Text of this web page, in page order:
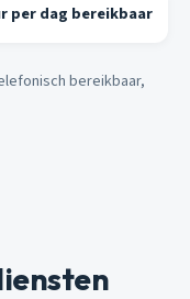
per dag bereikbaar
bereikbaar,